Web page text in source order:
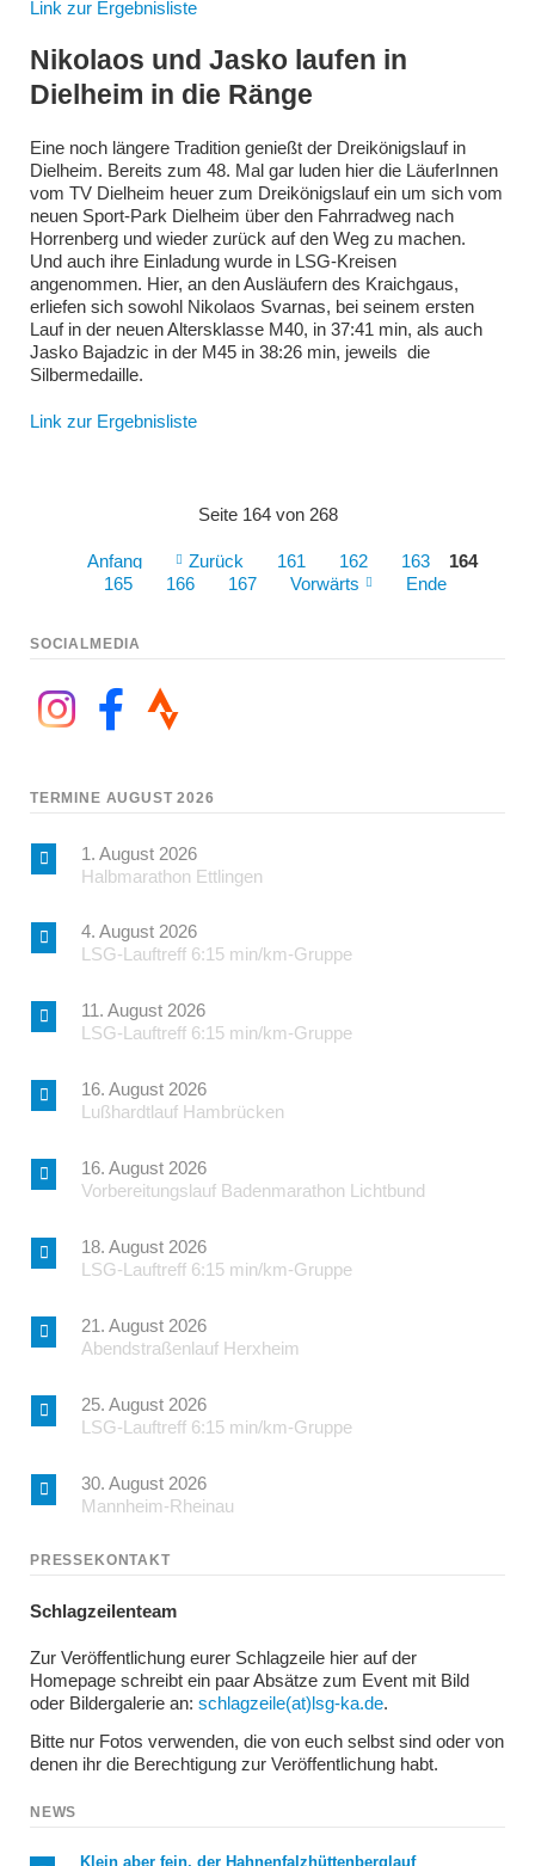
Link zur Ergebnisliste
Nikolaos und Jasko laufen in
Dielheim in die Ränge
Eine noch längere Tradition genießt der Dreikönigslauf in
Dielheim. Bereits zum 48. Mal gar luden hier die LäuferInnen
vom TV Dielheim heuer zum Dreikönigslauf ein um sich vom
neuen Sport-Park Dielheim über den Fahrradweg nach
Horrenberg und wieder zurück auf den Weg zu machen.
Und auch ihre Einladung wurde in LSG-Kreisen
angenommen. Hier, an den Ausläufern des Kraichgaus,
erliefen sich sowohl Nikolaos Svarnas, bei seinem ersten
Lauf in der neuen Altersklasse M40, in 37:41 min, als auch
Jasko Bajadzic in der M45 in 38:26 min, jeweils die
Silbermedaille.
Link zur Ergebnisliste
Seite 164 von 268
Anfang Zurück 161 162 163
164
165
166 167 Vorwärts Ende
SOCIALMEDIA
TERMINE AUGUST 2026
1. August 2026
Halbmarathon Ettlingen
4. August 2026
LSG-Lauftreff 6:15 min/km-Gruppe
11. August 2026
LSG-Lauftreff 6:15 min/km-Gruppe
16. August 2026
Lußhardtlauf Hambrücken
16. August 2026
Vorbereitungslauf Badenmarathon Lichtbund
18. August 2026
LSG-Lauftreff 6:15 min/km-Gruppe
21. August 2026
Abendstraßenlauf Herxheim
25. August 2026
LSG-Lauftreff 6:15 min/km-Gruppe
30. August 2026
Mannheim-Rheinau
PRESSEKONTAKT
Schlagzeilenteam
Zur Veröffentlichung eurer Schlagzeile hier auf der
Homepage schreibt ein paar Absätze zum Event mit Bild
oder Bildergalerie an: schlagzeile(at)lsg-ka.de.
Bitte nur Fotos verwenden, die von euch selbst sind oder von
denen ihr die Berechtigung zur Veröffentlichung habt.
NEWS
Klein aber fein, der Hahnenfalzhüttenberglauf